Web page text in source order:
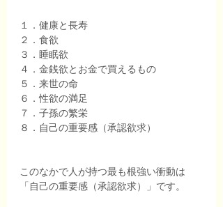
１．健康と長寿
２．食欲
３．睡眠欲
４．金銭欲とお金で買えるもの
５．来世の命
６．性欲の満足
７．子孫の繁栄
８．自己の重要感（承認欲求）
このなかで人が持つ最も根強い衝動は
「自己の重要感（承認欲求）」です。